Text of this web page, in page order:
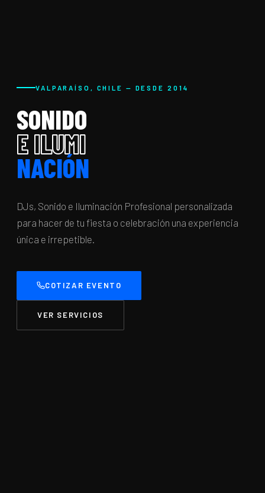
VALPARAÍSO, CHILE — DESDE 2014
SONIDO
E ILUMI
NACIÓN
DJs, Sonido e Iluminación Profesional personalizada
para hacer de tu fiesta o celebración una experiencia
única e irrepetible.
COTIZAR EVENTO
VER SERVICIOS